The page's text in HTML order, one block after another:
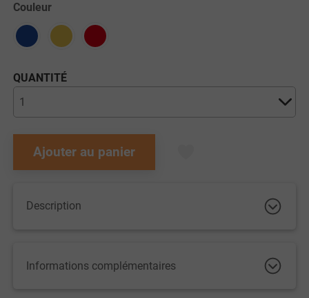
Couleur
QUANTITÉ
Ajouter au panier
Description
Informations complémentaires